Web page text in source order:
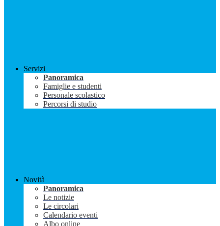
Servizi
Panoramica
Famiglie e studenti
Personale scolastico
Percorsi di studio
Novità
Panoramica
Le notizie
Le circolari
Calendario eventi
Albo online